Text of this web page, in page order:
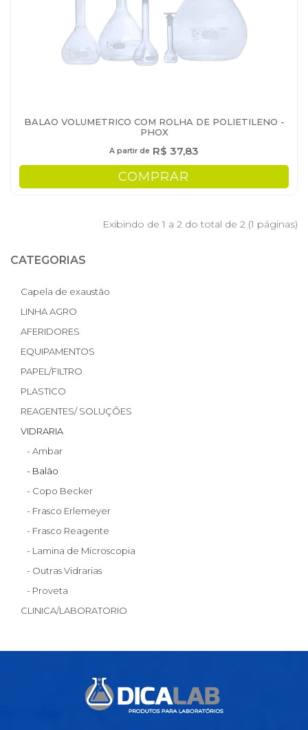
CATEGORIAS
Capela de exaustão
LINHA AGRO
AFERIDORES
EQUIPAMENTOS
PAPEL/FILTRO
PLASTICO
REAGENTES/ SOLUÇÕES
VIDRARIA
- Ambar
- Balão
- Copo Becker
- Frasco Erlemeyer
- Frasco Reagente
- Lamina de Microscopia
- Outras Vidrarias
- Proveta
CLINICA/LABORATORIO
BALAO VOLUMETRICO COM ROLHA DE POLIETILENO -
PHOX
A partir de R$ 37,83
COMPRAR
Exibindo de 1 a 2 do total de 2 (1 páginas)